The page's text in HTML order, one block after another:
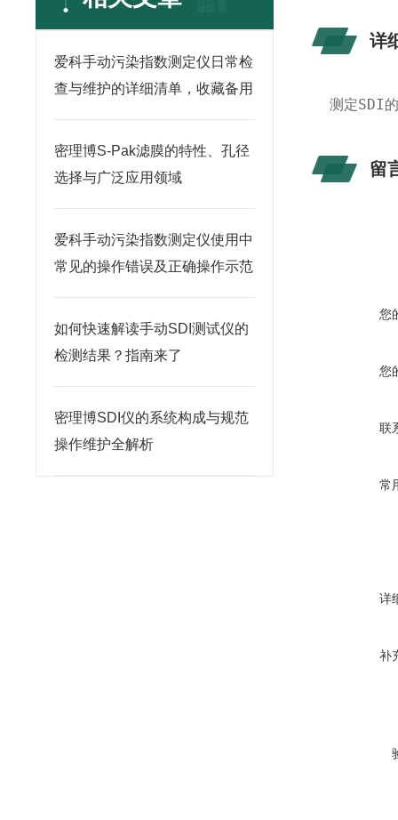
爱科手动污染指数测定仪日常检
查与维护的详细清单，收藏备用
密理博S-Pak滤膜的特性、孔径
选择与广泛应用领域
爱科手动污染指数测定仪使用中
常见的操作错误及正确操作示范
如何快速解读手动SDI测试仪的
检测结果？指南来了
密理博SDI仪的系统构成与规范
操作维护全解析
详
测定SDI
留
您
您
联
常
详
补